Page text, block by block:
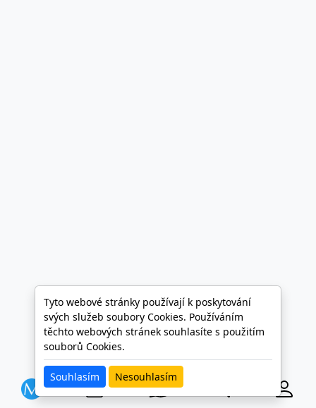
Tyto webové stránky používají k poskytování
svých služeb soubory Cookies. Používáním
těchto webových stránek souhlasíte s použitím
souborů Cookies.
Souhlasím Nesouhlasím